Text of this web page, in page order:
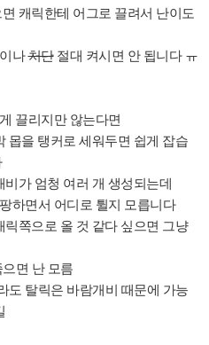
캐릭한테 어그로 끌려서 난이도
나처단절대 켜시면 안 됩니다 ㅠ
끌리지만 않는다면
몹을 탱커로 세워두면 쉽게 잡습
가 엄청 여러 개 생성되는데
하면서 어디로 튈지 모릅니다
쪽으로 올 것 같다 싶으면 그냥
면 난 모름
도 탈릭은 바람개비 때문에 가능